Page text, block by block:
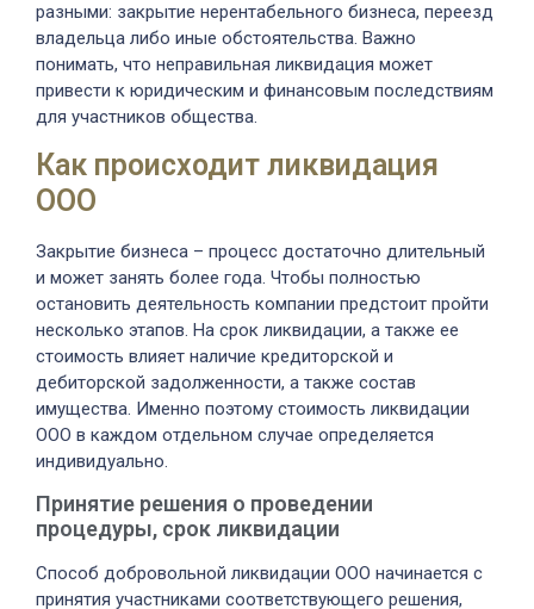
разными: закрытие нерентабельного бизнеса, переезд
владельца либо иные обстоятельства. Важно
понимать, что неправильная ликвидация может
привести к юридическим и финансовым последствиям
для участников общества.
Как происходит ликвидация
ООО
Закрытие бизнеса – процесс достаточно длительный
и может занять более года. Чтобы полностью
остановить деятельность компании предстоит пройти
несколько этапов. На срок ликвидации, а также ее
стоимость влияет наличие кредиторской и
дебиторской задолженности, а также состав
имущества. Именно поэтому стоимость ликвидации
ООО в каждом отдельном случае определяется
индивидуально.
Принятие решения о проведении
процедуры, срок ликвидации
Способ добровольной ликвидации ООО начинается с
принятия участниками соответствующего решения,